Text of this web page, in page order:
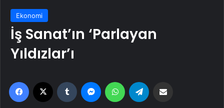
Ekonomi
İş Sanat’ın ‘Parlayan
Yıldızlar’ı
Facebook Tumblr MessengerWhatsApp